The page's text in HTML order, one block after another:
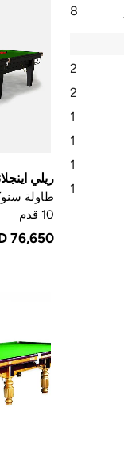
8
2
2
1
1
1
1
ريلي
طاولة
10 قدم
76,650